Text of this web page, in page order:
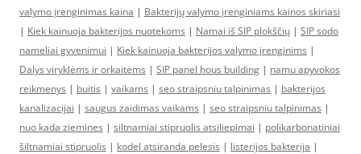
valymo įrenginimas kaina | Bakterijų valymo įrenginiams kainos skiriasi
| Kiek kainuoja bakterijos nuotekoms | Namai iš SIP plokščių | SIP sodo
nameliai gyvenimui | Kiek kainuoja bakterijos valymo įrenginims |
Dalys viryklėms ir orkaitėms | SIP panel hous building | namu apyvokos
reikmenys | buitis | vaikams | seo straipsniu talpinimas | bakterijos
kanalizacijai | saugus zaidimas vaikams | seo straipsniu talpinimas |
nuo kada ziemines | siltnamiai stipruolis atsiliepimai | polikarbonatiniai
šiltnamiai stipruolis | kodel atsiranda pelesis | listerijos bakterija |